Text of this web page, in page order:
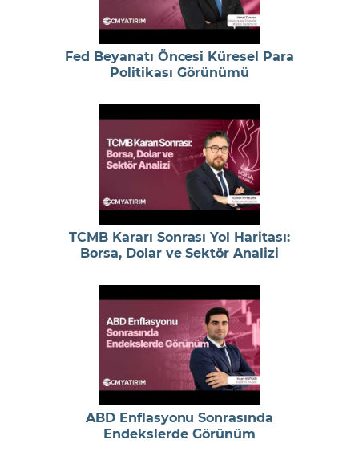
Fed Beyanatı Öncesi Küresel Para
Politikası Görünümü
TCMB Kararı Sonrası Yol Haritası:
Borsa, Dolar ve Sektör Analizi
ABD Enflasyonu Sonrasında
Endekslerde Görünüm